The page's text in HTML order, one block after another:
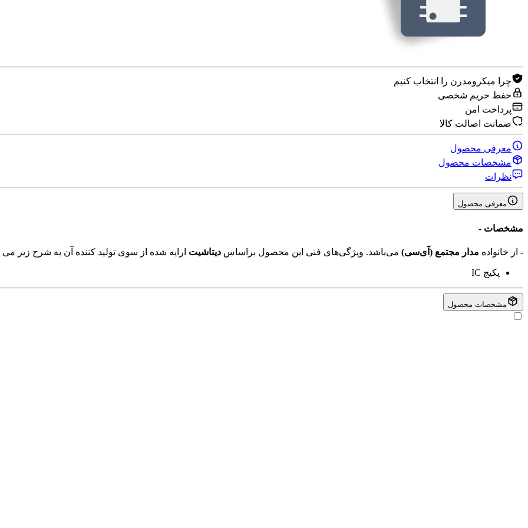
چرا میکرومدرن را انتخاب کنیم
حفظ حریم شخصی
پرداخت امن
ضمانت اصالت کالا
معرفی محصول
مشخصات محصول
نظرات
معرفی محصول
مشخصات -
- از خانواده مدار مجتمع (آی‌سی‌) می‌باشد. ویژگی‌های فنی این محصول براساس دیتاشیت ارایه شده از سوی تولید کننده آن به شرح زیر می
پکیج IC
مشخصات محصول